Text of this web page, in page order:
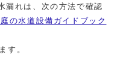
漏れは、次の方法で確認
の水道設備ガイドブック
す。